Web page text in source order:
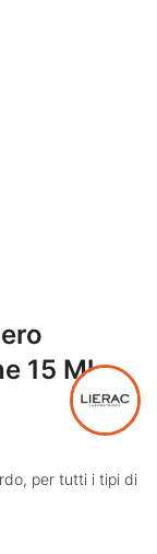
15 Ml
per tutti i tipi di